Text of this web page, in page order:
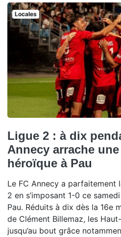
Locales
Ligue 2 : à dix
Annecy arrache
héroïque à Pau
Le FC Annecy a parfaitement
2 en s’imposant 1-0 ce
Pau. Réduits à dix dès la 16e
de Clément Billemaz, les
jusqu’au bout grâce